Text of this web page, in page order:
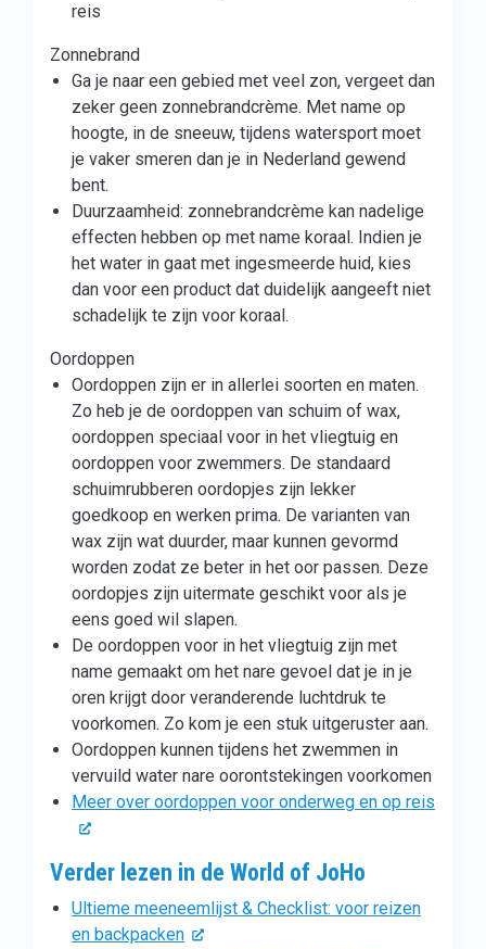
reis
Zonnebrand
Ga je naar een gebied met veel zon, vergeet dan
zeker geen zonnebrandcrème. Met name op
hoogte, in de sneeuw, tijdens watersport moet
je vaker smeren dan je in Nederland gewend
bent.
Duurzaamheid: zonnebrandcrème kan nadelige
effecten hebben op met name koraal. Indien je
het water in gaat met ingesmeerde huid, kies
dan voor een product dat duidelijk aangeeft niet
schadelijk te zijn voor koraal.
Oordoppen
Oordoppen zijn er in allerlei soorten en maten.
Zo heb je de oordoppen van schuim of wax,
oordoppen speciaal voor in het vliegtuig en
oordoppen voor zwemmers. De standaard
schuimrubberen oordopjes zijn lekker
goedkoop en werken prima. De varianten van
wax zijn wat duurder, maar kunnen gevormd
worden zodat ze beter in het oor passen. Deze
oordopjes zijn uitermate geschikt voor als je
eens goed wil slapen.
De oordoppen voor in het vliegtuig zijn met
name gemaakt om het nare gevoel dat je in je
oren krijgt door veranderende luchtdruk te
voorkomen. Zo kom je een stuk uitgeruster aan.
Oordoppen kunnen tijdens het zwemmen in
vervuild water nare oorontstekingen voorkomen
Meer over oordoppen voor onderweg en op reis
Verder lezen in de World of JoHo
Ultieme meeneemlijst & Checklist: voor reizen
en backpacken